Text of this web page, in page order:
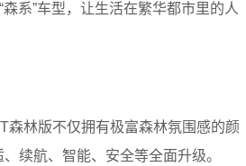
系”车型，让生活在繁华都市里的人
森林版不仅拥有极富森林氛围感的颜
续航、智能、安全等全面升级。